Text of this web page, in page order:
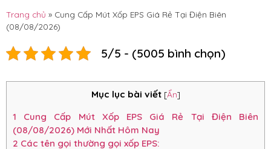
Trang chủ » Cung Cấp Mút Xốp EPS Giá Rẻ Tại Điện Biên
(08/08/2026)
5/5 - (5005 bình chọn)
Mục lục bài viết [Ẩn]
1 Cung Cấp Mút Xốp EPS Giá Rẻ Tại Điện Biên
(08/08/2026) Mới Nhất Hôm Nay
2 Các tên gọi thường gọi xốp EPS: